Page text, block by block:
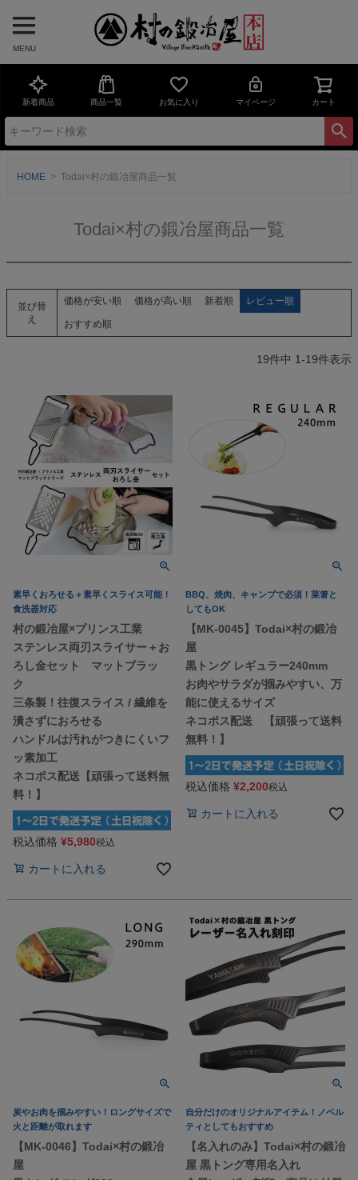
MENU
新着商品 商品一覧 お気に入り マイページ カート
HOME Todai×村の鍛冶屋商品一覧
Todai×村の鍛冶屋商品一覧
並び替
え
価格が安い順 価格が高い順 新着順 レビュー順
おすすめ順
19件中 1-19件表示
素早くおろせる＋素早くスライス可能！
食洗器対応
村の鍛冶屋×プリンス工業
ステンレス両刃スライサー＋お
ろし金セット マットブラッ
ク
三条製！往復スライス / 繊維を
潰さずにおろせる
ハンドルは汚れがつきにくいフ
ッ素加工
ネコポス配送【頑張って送料無
料！】
税込価格 ¥5,980税込
カートに入れる
BBQ、焼肉、キャンプで必須！菜箸と
してもOK
【MK-0045】Todai×村の鍛冶
屋
黒トング レギュラー240mm
お肉やサラダが掴みやすい、万
能に使えるサイズ
ネコポス配送 【頑張って送料
無料！】
税込価格 ¥2,200税込
カートに入れる
炭やお肉を掴みやすい！ロングサイズで
火と距離が取れます
【MK-0046】Todai×村の鍛冶
屋
自分だけのオリジナルアイテム！ノベル
ティとしてもおすすめ
【名入れのみ】Todai×村の鍛冶
屋 黒トング専用名入れ